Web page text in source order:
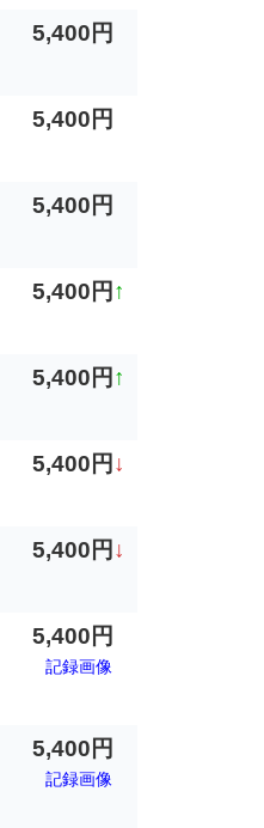
5,400円
5,400円
5,400円
5,400円 ↑
5,400円 ↑
5,400円 ↓
5,400円 ↓
5,400円
記録画像
5,400円
記録画像